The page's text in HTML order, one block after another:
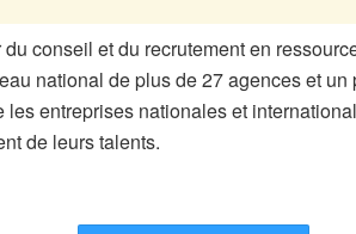
conseil et du recrutement en
national de plus de 27 agences et
entreprises nationales et
de leurs talents.